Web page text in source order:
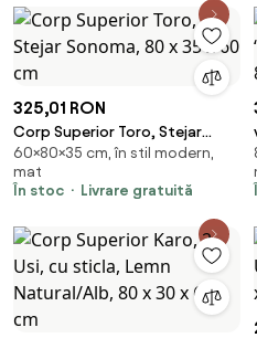
325,01 RON
Corp Superior Toro, Stejar
Sonoma, 80 x 35 x 60 cm
60×80×35 cm, în stil modern,
mat
În stoc
Livrare gratuită